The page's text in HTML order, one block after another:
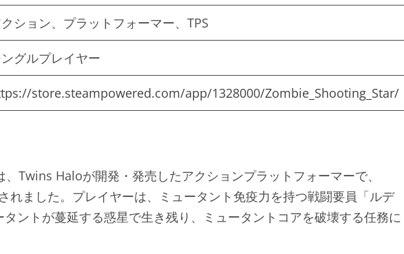
ション、プラットフォーマー、TPS
グルプレイヤー
store.steampowered.com/app/1328000/Zombie_Shooting_Star/
Twins Haloが開発・発売したアクションプラットフォーマーで、
れました。プレイヤーは、ミュータント免疫力を持つ戦闘要員「ルデ
ントが蔓延する惑星で生き残り、ミュータントコアを破壊する任務に